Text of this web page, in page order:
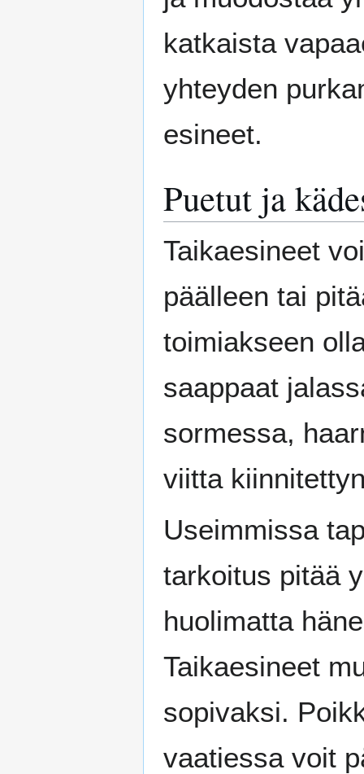
katkaista
yhteyden
esineet.
Puetut ja
Taikaesineet
päälleen tai
toimiakseen
saappaat
sormessa,
viitta
Useimmissa
tarkoitus pitää
huolimatta
Taikaesineet
sopivaksi.
vaatiessa voit